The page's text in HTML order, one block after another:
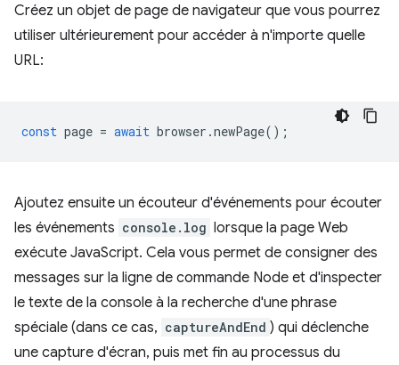
Créez un objet de page de navigateur que vous pourrez
utiliser ultérieurement pour accéder à n'importe quelle
URL:
const page = await browser .newPage();
Ajoutez ensuite un écouteur d'événements pour écouter
les événements console.log lorsque la page Web
exécute JavaScript. Cela vous permet de consigner des
messages sur la ligne de commande Node et d'inspecter
le texte de la console à la recherche d'une phrase
spéciale (dans ce cas, captureAndEnd ) qui déclenche
une capture d'écran, puis met fin au processus du